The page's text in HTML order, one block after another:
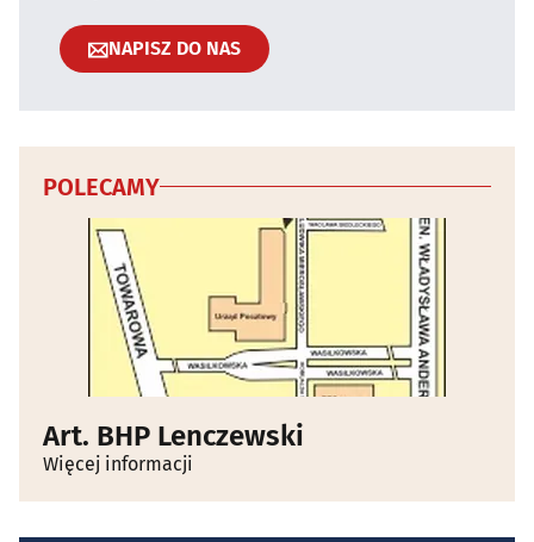
NAPISZ DO NAS
POLECAMY
Art. BHP Lenczewski
Więcej informacji